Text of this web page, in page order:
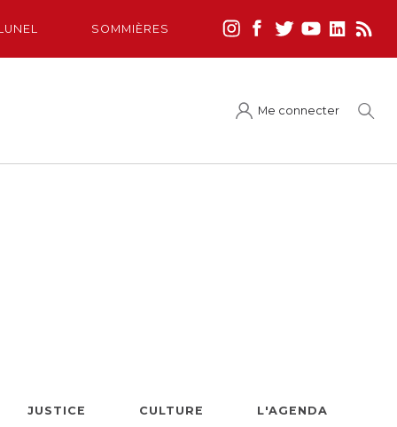
SOMMIÈRES
Me connecter
JUSTICE CULTURE L'AGENDA